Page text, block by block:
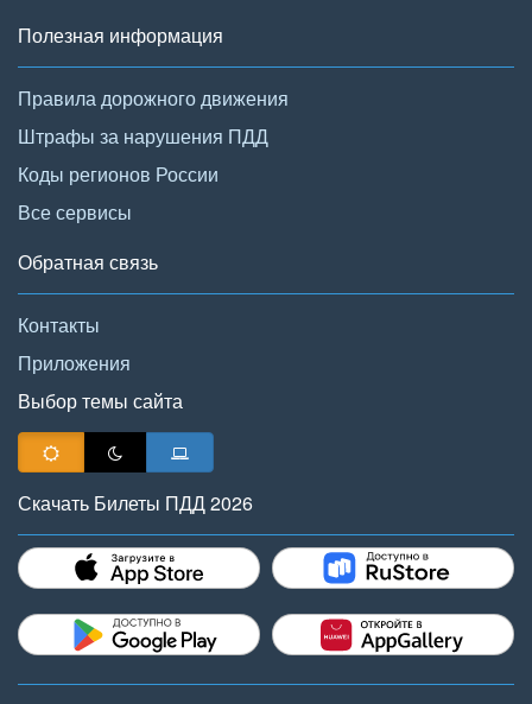
Полезная информация
Правила дорожного движения
Штрафы за нарушения ПДД
Коды регионов России
Все сервисы
Обратная связь
Контакты
Приложения
Выбор темы сайта
Скачать Билеты ПДД 2026